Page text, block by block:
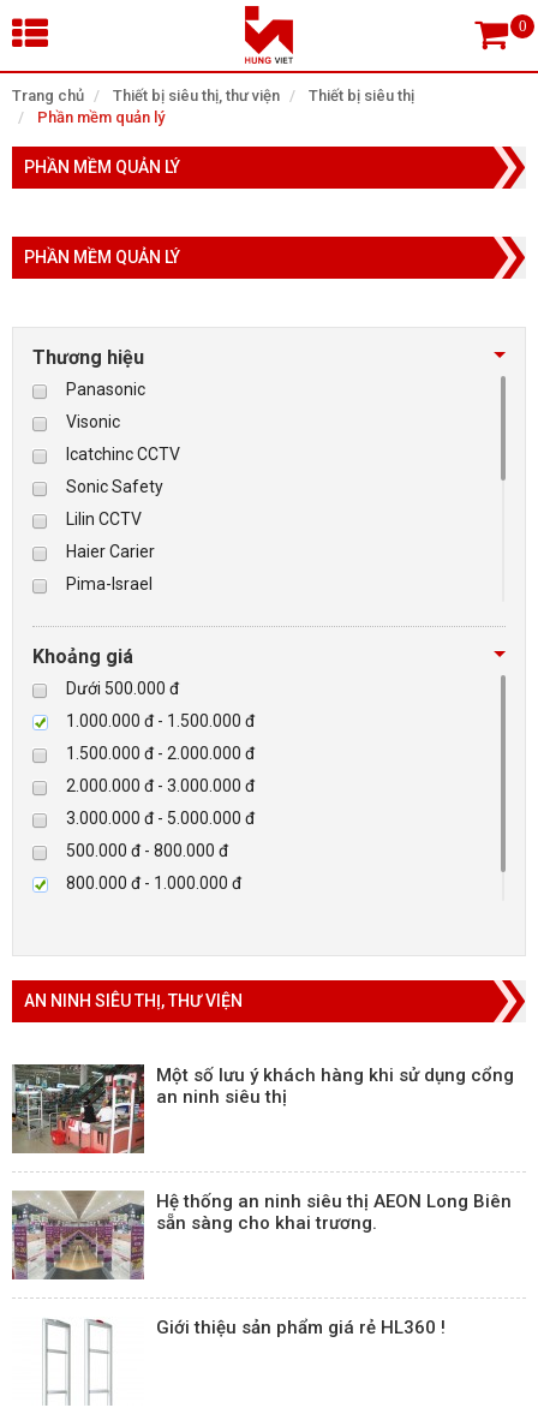
Trang chủ Thiết bị siêu thị, thư viện
Thiết bị siêu thị
Phần mềm quản lý
PHẦN MỀM QUẢN LÝ
PHẦN MỀM QUẢN LÝ
Thương hiệu
Panasonic
Visonic
Icatchinc CCTV
Sonic Safety
Lilin CCTV
Haier Carier
Pima-Israel
Checkpoint
Paradox-Canada
D-max
HIKVISON
Eguard
Khác
Rapiscan
Khoảng giá
Dưới 500.000 đ
1.000.000 đ - 1.500.000 đ
1.500.000 đ - 2.000.000 đ
2.000.000 đ - 3.000.000 đ
3.000.000 đ - 5.000.000 đ
500.000 đ - 800.000 đ
800.000 đ - 1.000.000 đ
AN NINH SIÊU THỊ, THƯ VIỆN
Một số lưu ý khách hàng khi sử dụng cổng
an ninh siêu thị
Hệ thống an ninh siêu thị AEON Long Biên
sẵn sàng cho khai trương.
Giới thiệu sản phẩm giá rẻ HL360 !
×
Tìm theo danh mục
TRANG CHỦ
THIẾT BỊ SIÊU THỊ, THƯ VIỆN
CAMERA GIÁM SÁT
BÁO ĐỘNG, BÁO CHÁY
NHÀ THÔNG MINH
LIÊN HỆ